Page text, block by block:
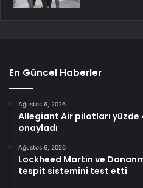
En Güncel Haberler
Ağustos 6, 2026
Allegiant Air pilotları yüzde
onayladı
Ağustos 6, 2026
Lockheed Martin ve
tespit sistemini test etti